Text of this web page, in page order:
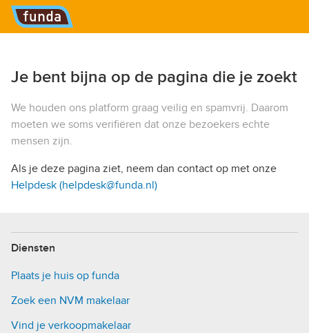
Hoofdmenu
Je bent bijna op de pagina die je zoekt
We houden ons platform graag veilig en spamvrij. Daarom
moeten we soms verifiëren dat onze bezoekers echte
mensen zijn.
Als je deze pagina ziet, neem dan contact op met onze
Helpdesk (helpdesk@funda.nl)
Diensten
Plaats je huis op funda
Zoek een NVM makelaar
Vind je verkoopmakelaar